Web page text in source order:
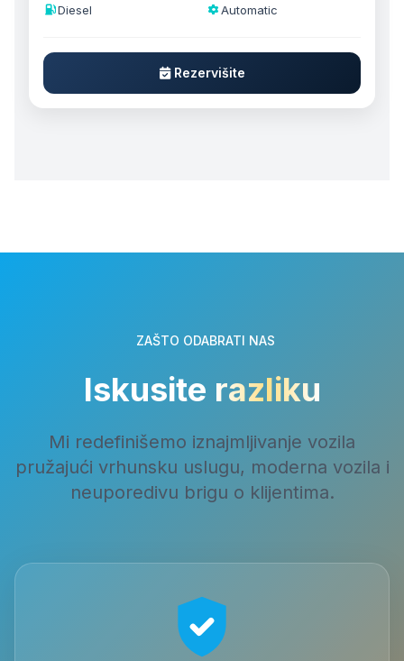
Diesel Automatic
Rezervišite
ZAŠTO ODABRATI NAS
Iskusite razliku
Mi redefinišemo iznajmljivanje vozila
pružajući vrhunsku uslugu, moderna vozila i
neuporedivu brigu o klijentima.